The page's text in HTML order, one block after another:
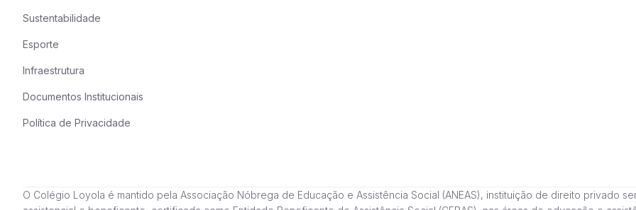
Sustentabilidade
Esporte
Infraestrutura
Documentos Institucionais
Política de Privacidade
O Colégio Loyola é mantido pela Associação Nóbrega de Educação e Assistência Social (ANEAS), instituição de direito privado